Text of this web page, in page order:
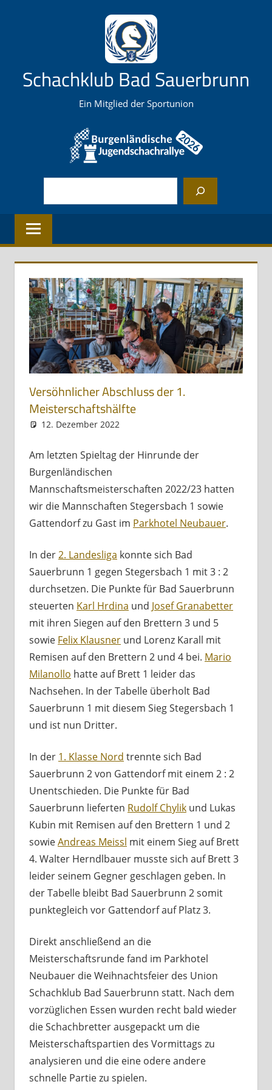
Schachklub Bad Sauerbrunn
Ein Mitglied der Sportunion
Versöhnlicher Abschluss der 1.
Meisterschaftshälfte
12. Dezember 2022
Am letzten Spieltag der Hinrunde der
Burgenländischen
Mannschaftsmeisterschaften 2022/23 hatten
wir die Mannschaften Stegersbach 1 sowie
Gattendorf zu Gast im Parkhotel Neubauer.
In der2. Landesliga konnte sich Bad
Sauerbrunn 1 gegen Stegersbach 1 mit 3 : 2
durchsetzen. Die Punkte für Bad Sauerbrunn
steuerten Karl Hrdina und Josef Granabetter
mit ihren Siegen auf den Brettern 3 und 5
sowie Felix Klausner und Lorenz Karall mit
Remisen auf den Brettern 2 und 4 bei. Mario
Milanollo hatte auf Brett 1 leider das
Nachsehen. In der Tabelle überholt Bad
Sauerbrunn 1 mit diesem Sieg Stegersbach 1
und ist nun Dritter.
In der 1. Klasse Nord trennte sich Bad
Sauerbrunn 2 von Gattendorf mit einem 2 : 2
Unentschieden. Die Punkte für Bad
Sauerbrunn lieferten Rudolf Chylik und Lukas
Kubin mit Remisen auf den Brettern 1 und 2
sowieAndreas Meissl mit einem Sieg auf Brett
4. Walter Herndlbauer musste sich auf Brett 3
leider seinem Gegner geschlagen geben. In
der Tabelle bleibt Bad Sauerbrunn 2 somit
punktegleich vor Gattendorf auf Platz 3.
Direkt anschließend an die
Meisterschaftsrunde fand im Parkhotel
Neubauer die Weihnachtsfeier des Union
Schachklub Bad Sauerbrunn statt. Nach dem
vorzüglichen Essen wurden recht bald wieder
die Schachbretter ausgepackt um die
Meisterschaftspartien des Vormittags zu
analysieren und die eine odere andere
schnelle Partie zu spielen.